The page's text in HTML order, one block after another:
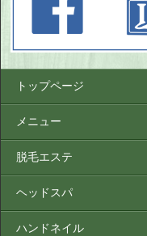
トップページ
メニュー
脱毛エステ
ヘッドスパ
ハンドネイル